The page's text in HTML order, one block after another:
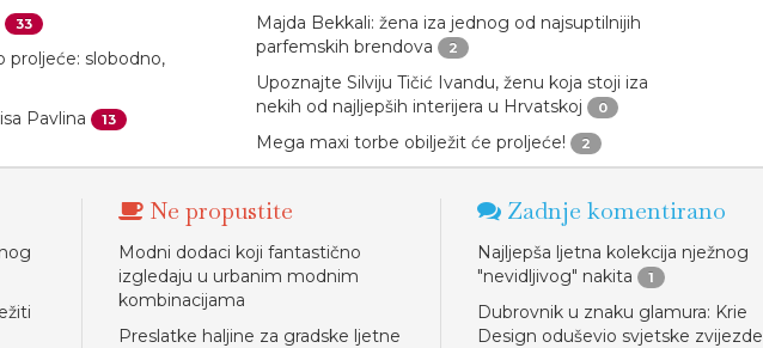
33
proljeće: slobodno,
Pavlina 13
Majda Bekkali: žena iza jednog od najsuptilnijih
parfemskih brendova
2
Upoznajte Silviju Tičić Ivandu, ženu koja stoji iza
nekih od najljepših interijera u Hrvatskoj
0
Mega maxi torbe obilježit će proljeće! 2
Ne propustite
Modni dodaci koji fantastično
izgledaju u urbanim modnim
kombinacijama
Preslatke haljine za gradske ljetne
Zadnje komentirano
Najljepša ljetna kolekcija nježnog
"nevidljivog" nakita
1
Dubrovnik u znaku glamura: Krie
Design oduševio svjetske zvijezde